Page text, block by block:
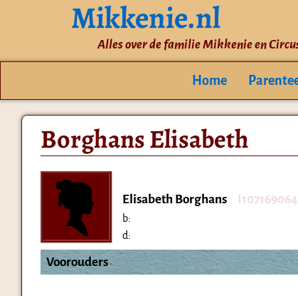
Mikkenie.nl
Alles over de familie Mikkenie en
Home
Borghans Elisabeth
Elisabeth Borghans
b:
d:
Voorouders